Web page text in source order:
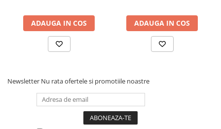
ADAUGA IN COS ADAUGA IN COS
Newsletter Nu rata ofertele si promotiile noastre